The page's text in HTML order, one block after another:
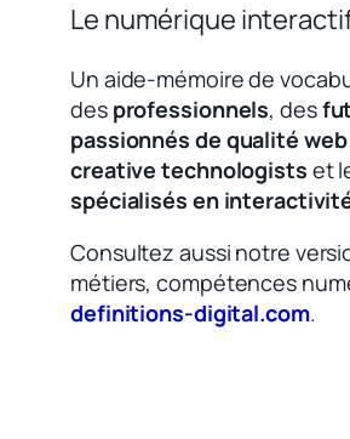
Le numérique
Un aide-mémoire de
des professionnels, des
passionnés de qualité web
creative technologists et
spécialisés en
Consultez aussi notre
métiers, compétences
definitions-digital.com.